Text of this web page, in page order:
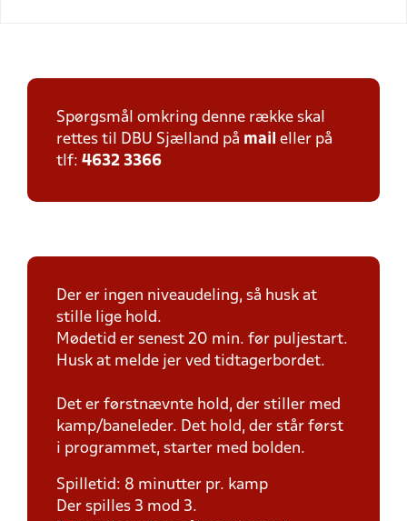
Spørgsmål omkring denne række skal
rettes til DBU Sjælland på mail eller på
tlf: 4632 3366
Der er ingen niveaudeling, så husk at
stille lige hold.
Mødetid er senest 20 min. før puljestart.
Husk at melde jer ved tidtagerbordet.
Det er førstnævnte hold, der stiller med
kamp/baneleder. Det hold, der står først
i programmet, starter med bolden.
Spilletid: 8 minutter pr. kamp
Der spilles 3 mod 3.